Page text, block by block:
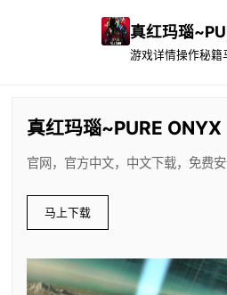
真红玛瑙
游戏详情操作秘籍
真红玛瑙~PURE ONYX
官网，官方中文，中文下载，免费
马上下载